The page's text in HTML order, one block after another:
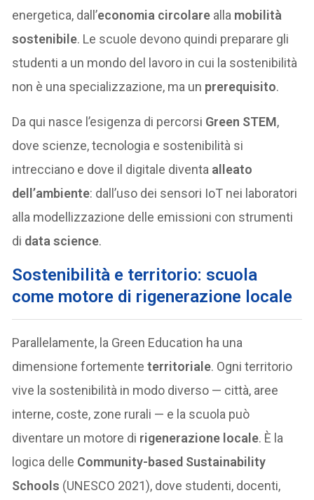
energetica, dall’economia circolare alla mobilità
sostenibile. Le scuole devono quindi preparare gli
studenti a un mondo del lavoro in cui la sostenibilità
non è una specializzazione, ma un prerequisito.
Da qui nasce l’esigenza di percorsi Green STEM,
dove scienze, tecnologia e sostenibilità si
intrecciano e dove il digitale diventa alleato
dell’ambiente: dall’uso dei sensori IoT nei laboratori
alla modellizzazione delle emissioni con strumenti
di data science.
Sostenibilità e territorio: scuola
come motore di rigenerazione locale
Parallelamente, la Green Education ha una
dimensione fortementeterritoriale. Ogni territorio
vive la sostenibilità in modo diverso — città, aree
interne, coste, zone rurali — e la scuola può
diventare un motore di rigenerazione locale. È la
logica delle Community-based Sustainability
Schools (UNESCO 2021), dove studenti, docenti,